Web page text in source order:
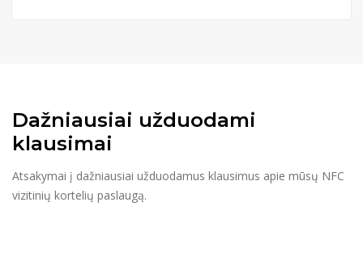
Dažniausiai užduodami
klausimai
Atsakymai į dažniausiai užduodamus klausimus apie mūsų NFC
vizitinių kortelių paslaugą.